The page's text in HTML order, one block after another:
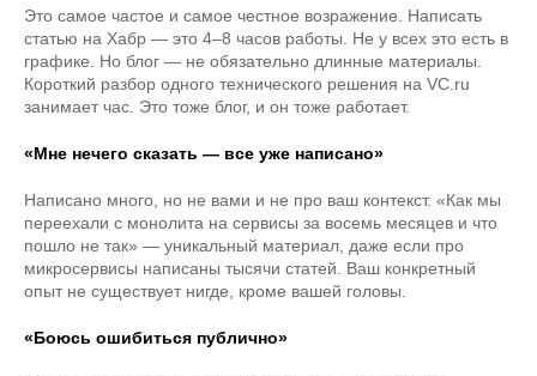
Это самое частое и самое честное возражение. Написать
статью на Хабр — это 4–8 часов работы. Не у всех это есть в
графике. Но блог — не обязательно длинные материалы.
Короткий разбор одного технического решения на VC.ru
занимает час. Это тоже блог, и он тоже работает.
«Мне нечего сказать — все уже написано»
Написано много, но не вами и не про ваш контекст. «Как мы
переехали с монолита на сервисы за восемь месяцев и что
пошло не так» — уникальный материал, даже если про
микросервисы написаны тысячи статей. Ваш конкретный
опыт не существует нигде, кроме вашей головы.
«Боюсь ошибиться публично»